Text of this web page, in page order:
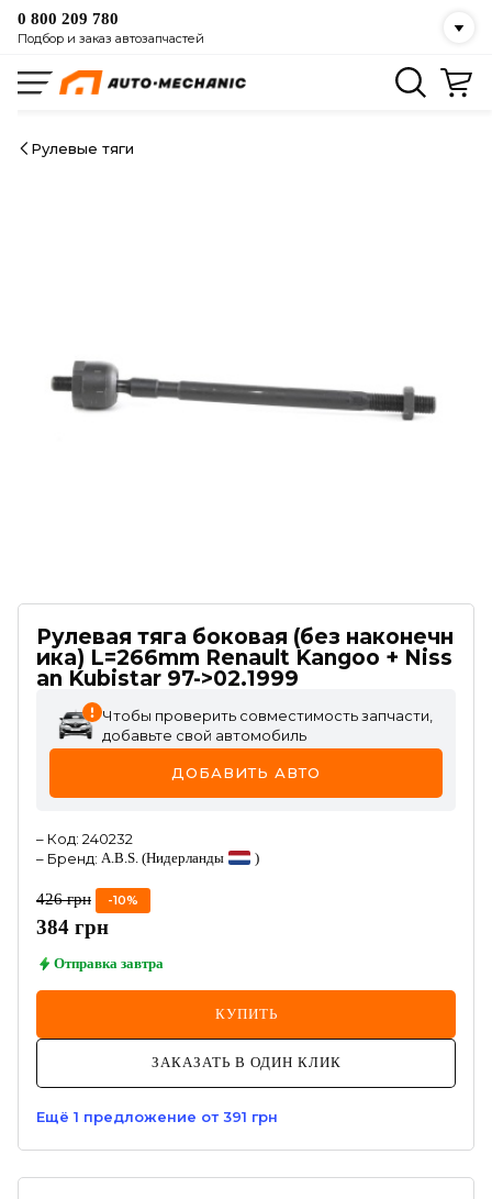
0 800 209 780
Подбор и заказ автозапчастей
Рулевые тяги
Рулевая тяга боковая (без наконечн
ика) L=266mm Renault Kangoo + Niss
an Kubistar 97->02.1999
Чтобы проверить совместимость запчасти,
добавьте свой автомобиль
ДОБАВИТЬ АВТО
– Код: 240232
– Бренд: A.B.S. (Нидерланды )
426 грн -10%
384 грн
Отправка завтра
КУПИТЬ
ЗАКАЗАТЬ В ОДИН КЛИК
Ещё 1 предложение от 391 грн